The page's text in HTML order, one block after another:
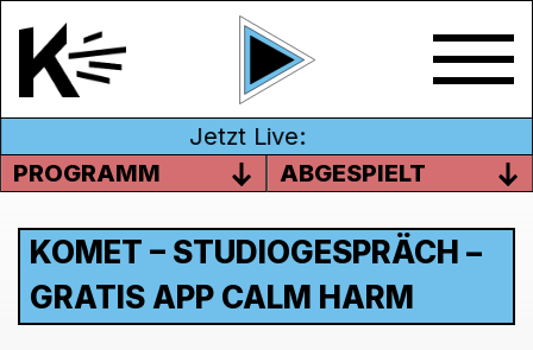
Jetzt Live:
PROGRAMM
ABGESPIELT
KOMET – STUDIOGESPRÄCH –
GRATIS APP CALM HARM